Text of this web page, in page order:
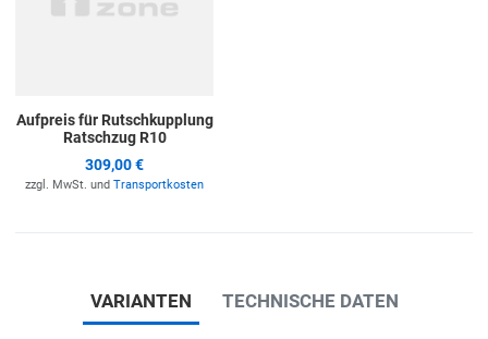
Aufpreis für Rutschkupplung
Ratschzug R10
309,00 €
zzgl. MwSt. und Transportkosten
VARIANTEN TECHNISCHE DATEN